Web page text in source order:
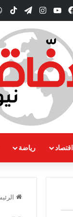
فيسبوك‫YouTubeانستقرام
تيلقرام
اقتصاد رياضة